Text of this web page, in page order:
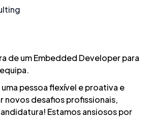
de um Embedded Developer para
pessoa flexível e proativa e
novos desafios profissionais,
Estamos ansiosos por